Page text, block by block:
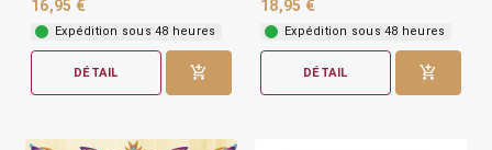
16,95 €
Expédition sous 48 heures
DÉTAIL
18,95 €
Expédition sous 48 heures
DÉTAIL